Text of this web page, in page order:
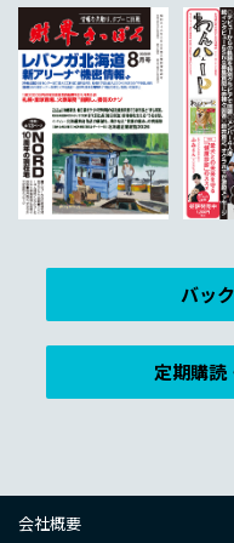
バッ
定期購読
会社概要